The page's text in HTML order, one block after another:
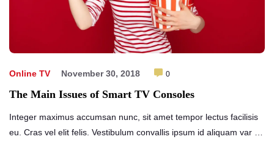
Online TV November 30, 2018 0
The Main Issues of Smart TV Consoles
Integer maximus accumsan nunc, sit amet tempor lectus facilisis
eu. Cras vel elit felis. Vestibulum convallis ipsum id aliquam var …